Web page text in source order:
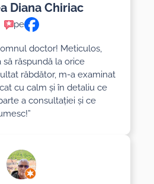
Diana Chiriac
pe
doctor! Meticulos,
să răspundă la orice
răbdător, m-a examinat
cu calm și în detaliu ce
a consultației și ce